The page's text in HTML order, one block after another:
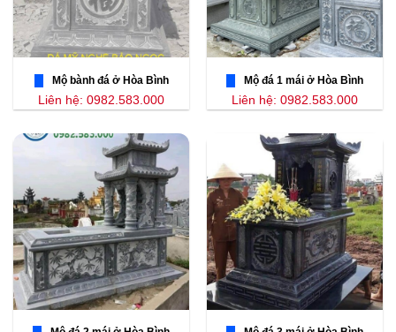
Mộ bành đá ở Hòa Bình
Liên hệ: 0982.583.000
Mộ đá 1 mái ở Hòa Bình
Liên hệ: 0982.583.000